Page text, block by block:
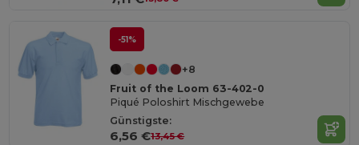
-51%
+8
Fruit of the Loom 63-402-0
Piqué Poloshirt Mischgewebe
Günstigste:
6,56 €13,45 €